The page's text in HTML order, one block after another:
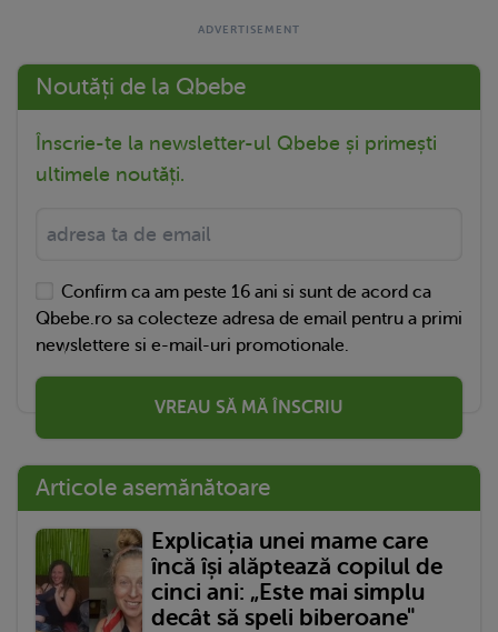
Noutăți de la Qbebe
Înscrie-te la newsletter-ul Qbebe și primești
ultimele noutăți.
Confirm ca am peste 16 ani si sunt de acord ca
Qbebe.ro sa colecteze adresa de email pentru a primi
newslettere si e-mail-uri promotionale.
VREAU SĂ MĂ ÎNSCRIU
Articole asemănătoare
Explicația unei mame care
încă își alăptează copilul de
cinci ani: „Este mai simplu
decât să speli biberoane"